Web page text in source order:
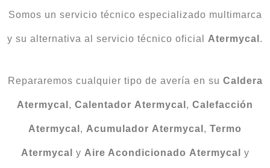
Somos un servicio técnico especializado multimarca
y su alternativa al servicio técnico oficial Atermycal .
Repararemos cualquier tipo de avería en su Caldera
Atermycal , Calentador Atermycal , Calefacción
Atermycal , Acumulador Atermycal , Termo
Atermycal y Aire Acondicionado Atermycal y